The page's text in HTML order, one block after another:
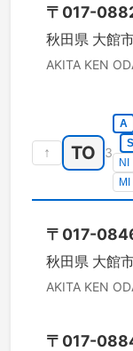
〒 017-
秋田県 大館
AKITA KEN
↑ TO 3
A
NI
MI
〒 017-
秋田県 大館
AKITA KEN
〒 017-